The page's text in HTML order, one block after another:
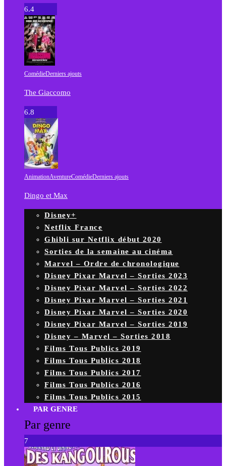
6.4
ComédieDerniers ajouts
The Giaccomo
6.8
AnimationAventureComédieDerniers ajouts
Dingo et Max
Disney+
Netflix France
Ghibli sur Netflix début 2020
Sorties de la semaine au cinéma
Marvel – Ordre de chronologique
Disney Pixar Marvel – Sorties 2023
Disney Pixar Marvel – Sorties 2022
Disney Pixar Marvel – Sorties 2021
Disney Pixar Marvel – Sorties 2020
Disney Pixar Marvel – Sorties 2019
Disney – Marvel – Sorties 2018
Films Tous Publics 2019
Films Tous Publics 2018
Films Tous Publics 2017
Films Tous Publics 2016
Films Tous Publics 2015
PAR GENRE
Par genre
7